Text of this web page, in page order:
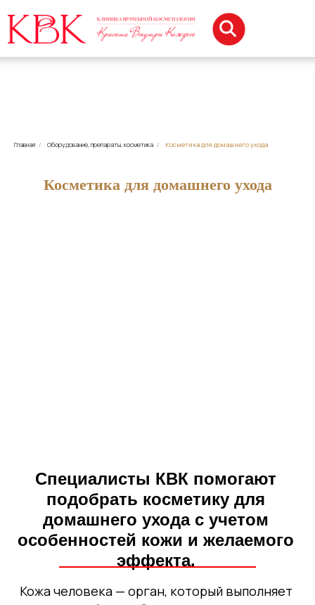
Главная / Оборудование, препараты, косметика / Косметика для домашнего ухода
Косметика для домашнего ухода
уходовой косметики для лица требует
внимания и профессионального подхода.
Подбор средств для домашнего ухода,
особенно для женщин, очень важен: каждый
человек может легко навредить коже,
не зная о ее индивидуальных особенностях.
Для поддержания и усиления эффекта
от профессиональных процедур,
косметолог может порекомендовать вам
средства для домашнего ухода.